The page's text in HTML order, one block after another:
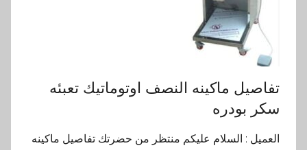
تفاصيل ماكينه النصف اوتوماتيك تعبئه
سكر بودره
العميل : السلام عليكم منتظر من حضرتك تفاصيل ماكينه